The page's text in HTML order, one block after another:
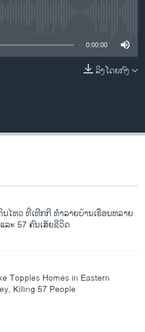
0:00:00
ລິງໂດຍກົງ
ນໄຫວ ທີ່ເທີກກີ ທຳລາຍບ້ານເຮືອນຫລາຍ
ລະ 57 ຄົນເສັຍຊີວິດ
Topples Homes in Eastern
Killing 57 People